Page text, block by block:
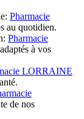
Pharmacie
au quotidien.
Pharmacie
à vos
LORRAINE
de nos